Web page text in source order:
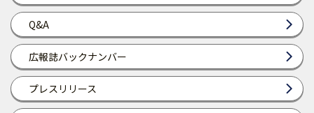
Q&A
広報誌バックナンバー
プレスリリース